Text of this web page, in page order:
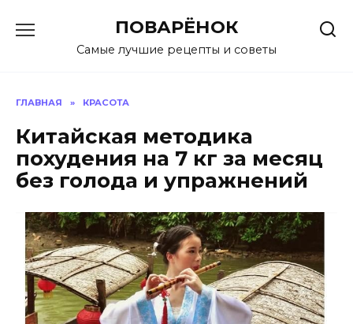
содержанию
ПОВАРЁНОК
Самые лучшие рецепты и советы
ГЛАВНАЯ » КРАСОТА
Китайская методика
похудения на 7 кг за месяц
без голода и упражнений